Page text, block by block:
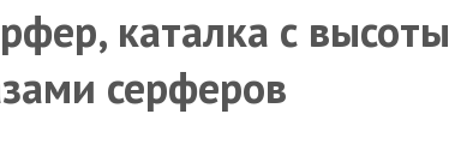
каталка с высоты
серферов